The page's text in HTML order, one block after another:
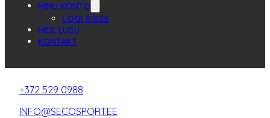
MINU KONTO
LOGI SISSE
MEIE LUGU
KONTAKT
+372 529 0988
INFO@SECOSPORT.EE